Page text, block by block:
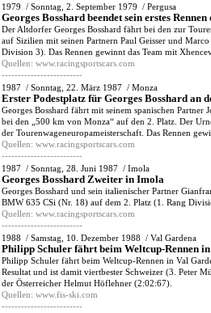
1979 / Sonntag, 2. September 1979 / Pergusa
Georges Bosshard beendet sein erstes
Der Altdorfer Georges Bosshard fährt bei den zur
auf Sizilien mit seinen Partnern Paul Geisser und
Division 3). Das Rennen gewinnt das Team mit
Quellen: www.racingsportscars.com
-------------------------
1987 / Sonntag, 22. März 1987 / Monza
Erster Podestplatz für Georges Bosshard an
Georges Bosshard fährt mit seinem spanischen
bei den „500 km von Monza“ auf den 2. Platz. Der
der Tourenwageneuropameisterschaft. Das Rennen
Quellen: www.racingsportscars.com
-------------------------
1987 / Sonntag, 28. Juni 1987 / Imola
Georges Bosshard Zweiter in Imola
Georges Bosshard und sein italienischer Partner
BMW 635 CSi (Nr. 18) auf dem 2. Platz (1. Rang
Quellen: www.racingsportscars.com
-------------------------
1988 / Samstag, 10. Dezember 1988 / Val Gardena
Philipp Schuler fährt beim Weltcup-Rennen
Philipp Schuler fährt beim Weltcup-Rennen in Val
Resultat und ist damit viertbester Schweizer (3. Peter
der Österreicher Helmut Höflehner (2:02:67).
Quellen: www.fis-ski.com
-------------------------